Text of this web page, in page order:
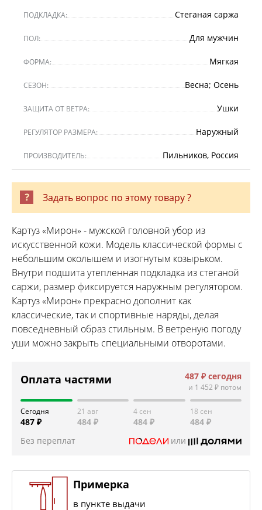
ПОДКЛАДКА: Стеганая саржа
ПОЛ: Для мужчин
ФОРМА: Мягкая
СЕЗОН: Весна; Осень
ЗАЩИТА ОТ ВЕТРА: Ушки
РЕГУЛЯТОР РАЗМЕРА: Наружный
ПРОИЗВОДИТЕЛЬ: Пильников, Россия
Задать вопрос по этому товару ?
Картуз «Мирон» - мужской головной убор из
искусственной кожи. Модель классической формы с
небольшим околышем и изогнутым козырьком.
Внутри подшита утепленная подкладка из стеганой
саржи, размер фиксируется наружным регулятором.
Картуз «Мирон» прекрасно дополнит как
классические, так и спортивные наряды, делая
повседневный образ стильным. В ветреную погоду
уши можно закрыть специальными отворотами.
Оплата частями 487 ₽ сегодня
и 1 452 ₽ потом
Сегодня
487 ₽
21 авг
484 ₽
4 сен
484 ₽
18 сен
484 ₽
Без переплат
или
Примерка
в пункте выдачи